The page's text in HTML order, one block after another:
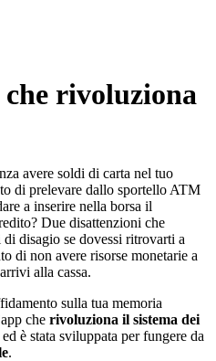
che rivoluziona
avere soldi di carta nel tuo
di prelevare dallo sportello ATM
a inserire nella borsa il
Due disattenzioni che
disagio se dovessi ritrovarti a
di non avere risorse monetarie a
alla cassa.
sulla tua memoria
che rivoluziona il sistema dei
ed è stata sviluppata per fungere da
.